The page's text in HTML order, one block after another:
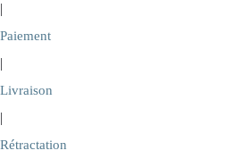
|
Paiement
|
Livraison
|
Rétractation